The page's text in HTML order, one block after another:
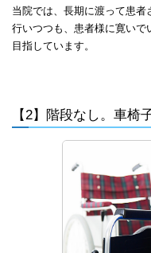
当院では、長期に渡って患
行いつつも、患者様に寛いで
目指しています。
【2】階段なし。車椅